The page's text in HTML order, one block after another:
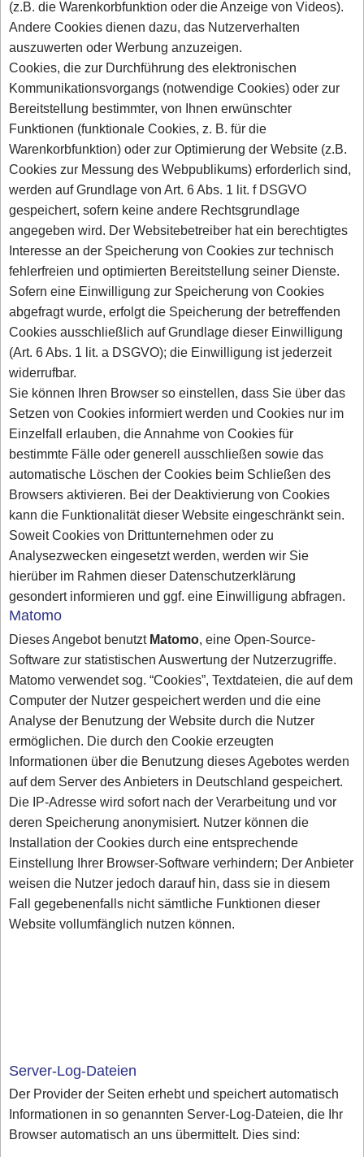
(z.B. die Warenkorbfunktion oder die Anzeige von Videos).
Andere Cookies dienen dazu, das Nutzerverhalten
auszuwerten oder Werbung anzuzeigen.
Cookies, die zur Durchführung des elektronischen
Kommunikationsvorgangs (notwendige Cookies) oder zur
Bereitstellung bestimmter, von Ihnen erwünschter
Funktionen (funktionale Cookies, z. B. für die
Warenkorbfunktion) oder zur Optimierung der Website (z.B.
Cookies zur Messung des Webpublikums) erforderlich sind,
werden auf Grundlage von Art. 6 Abs. 1 lit. f DSGVO
gespeichert, sofern keine andere Rechtsgrundlage
angegeben wird. Der Websitebetreiber hat ein berechtigtes
Interesse an der Speicherung von Cookies zur technisch
fehlerfreien und optimierten Bereitstellung seiner Dienste.
Sofern eine Einwilligung zur Speicherung von Cookies
abgefragt wurde, erfolgt die Speicherung der betreffenden
Cookies ausschließlich auf Grundlage dieser Einwilligung
(Art. 6 Abs. 1 lit. a DSGVO); die Einwilligung ist jederzeit
widerrufbar.
Sie können Ihren Browser so einstellen, dass Sie über das
Setzen von Cookies informiert werden und Cookies nur im
Einzelfall erlauben, die Annahme von Cookies für
bestimmte Fälle oder generell ausschließen sowie das
automatische Löschen der Cookies beim Schließen des
Browsers aktivieren. Bei der Deaktivierung von Cookies
kann die Funktionalität dieser Website eingeschränkt sein.
Soweit Cookies von Drittunternehmen oder zu
Analysezwecken eingesetzt werden, werden wir Sie
hierüber im Rahmen dieser Datenschutzerklärung
gesondert informieren und ggf. eine Einwilligung abfragen.
Matomo
Dieses Angebot benutztMatomo, eine Open-Source-
Software zur statistischen Auswertung der Nutzerzugriffe.
Matomo verwendet sog. “Cookies”, Textdateien, die auf dem
Computer der Nutzer gespeichert werden und die eine
Analyse der Benutzung der Website durch die Nutzer
ermöglichen. Die durch den Cookie erzeugten
Informationen über die Benutzung dieses Agebotes werden
auf dem Server des Anbieters in Deutschland gespeichert.
Die IP-Adresse wird sofort nach der Verarbeitung und vor
deren Speicherung anonymisiert. Nutzer können die
Installation der Cookies durch eine entsprechende
Einstellung Ihrer Browser-Software verhindern; Der Anbieter
weisen die Nutzer jedoch darauf hin, dass sie in diesem
Fall gegebenenfalls nicht sämtliche Funktionen dieser
Website vollumfänglich nutzen können.
Server-Log-Dateien
Der Provider der Seiten erhebt und speichert automatisch
Informationen in so genannten Server-Log-Dateien, die Ihr
Browser automatisch an uns übermittelt. Dies sind: